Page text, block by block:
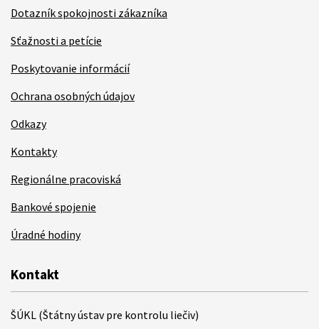
Dotazník spokojnosti zákazníka
Sťažnosti a petície
Poskytovanie informácií
Ochrana osobných údajov
Odkazy
Kontakty
Regionálne pracoviská
Bankové spojenie
Úradné hodiny
Kontakt
ŠÚKL (Štátny ústav pre kontrolu liečiv)